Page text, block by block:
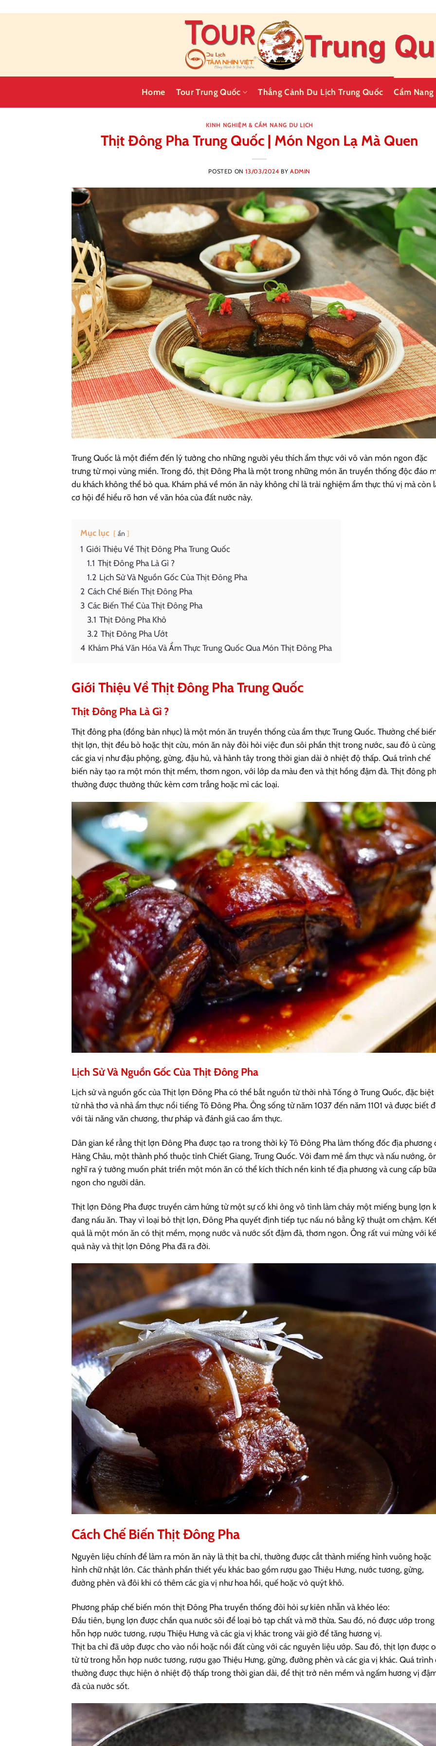
Home Tour Trung Quốc Thắng Cảnh Du Lịch Trung Quốc Cẩm
KINH NGHIỆM & CẨM NANG DU LỊCH
Thịt Đông Pha Trung Quốc | Món Ngon Lạ Mà Quen
POSTED ON13/03/2024 BYADMIN
Trung Quốc là một điểm đến lý tưởng cho những người yêu thích ẩm thực với vô vàn món ngon đặc
trưng từ mọi vùng miền. Trong đó, thịt Đông Pha là một trong những món ăn truyền thống độc đáo
du khách không thể bỏ qua. Khám phá về món ăn này không chỉ là trải nghiệm ẩm thực thú vị mà còn
cơ hội để hiểu rõ hơn về văn hóa của đất nước này.
Mục lục ẩn
1 Giới Thiệu Về Thịt Đông Pha Trung Quốc
1.1 Thịt Đông Pha Là Gì ?
1.2 Lịch Sử Và Nguồn Gốc Của Thịt Đông Pha
2 Cách Chế Biến Thịt Đông Pha
3 Các Biến Thể Của Thịt Đông Pha
3.1 Thịt Đông Pha Khô
3.2 Thịt Đông Pha Ướt
4 Khám Phá Văn Hóa Và Ẩm Thực Trung Quốc Qua Món Thịt Đông Pha
Giới Thiệu Về Thịt Đông Pha Trung Quốc
Thịt Đông Pha Là Gì ?
Thịt đông pha (đồng bản nhục) là một món ăn truyền thống của ẩm thực Trung Quốc. Thường chế
thịt lợn, thịt đều bò hoặc thịt cừu, món ăn này đòi hỏi việc đun sôi phần thịt trong nước, sau đó ủ cùng
các gia vị như đậu phộng, gừng, đậu hủ, và hành tây trong thời gian dài ở nhiệt độ thấp. Quá trình chế
biến này tạo ra một món thịt mềm, thơm ngon, với lớp da màu đen và thịt hồng đậm đà. Thịt đông
thường được thưởng thức kèm cơm trắng hoặc mì các loại.
Lịch Sử Và Nguồn Gốc Của Thịt Đông Pha
Lịch sử và nguồn gốc của Thịt lợn Đông Pha có thể bắt nguồn từ thời nhà Tống ở Trung Quốc, đặc biệt
từ nhà thơ và nhà ẩm thực nổi tiếng Tô Đông Pha. Ông sống từ năm 1037 đến năm 1101 và được biết
với tài năng văn chương, thư pháp và đánh giá cao ẩm thực.
Dân gian kể rằng thịt lợn Đông Pha được tạo ra trong thời kỳ Tô Đông Pha làm thống đốc địa phương
Hàng Châu, một thành phố thuộc tỉnh Chiết Giang, Trung Quốc. Với đam mê ẩm thực và nấu nướng,
nghĩ ra ý tưởng muốn phát triển một món ăn có thể kích thích nền kinh tế địa phương và cung cấp
ngon cho người dân.
Thịt lợn Đông Pha được truyền cảm hứng từ một sự cố khi ông vô tình làm cháy một miếng bụng lợn
đang nấu ăn. Thay vì loại bỏ thịt lợn, Đông Pha quyết định tiếp tục nấu nó bằng kỹ thuật om chậm.
quả là một món ăn có thịt mềm, mọng nước và nước sốt đậm đà, thơm ngon. Ông rất vui mừng với
quả này và thịt lợn Đông Pha đã ra đời.
Cách Chế Biến Thịt Đông Pha
Nguyên liệu chính để làm ra món ăn này là thịt ba chỉ, thường được cắt thành miếng hình vuông hoặc
hình chữ nhật lớn. Các thành phần thiết yếu khác bao gồm rượu gạo Thiệu Hưng, nước tương, gừng,
đường phèn và đôi khi có thêm các gia vị như hoa hồi, quế hoặc vỏ quýt khô.
Phương pháp chế biến món thịt Đông Pha truyền thống đòi hỏi sự kiên nhẫn và khéo léo:
Đầu tiên, bụng lợn được chần qua nước sôi để loại bỏ tạp chất và mỡ thừa. Sau đó, nó được ướp trong
hỗn hợp nước tương, rượu Thiệu Hưng và các gia vị khác trong vài giờ để tăng hương vị.
Thịt ba chỉ đã ướp được cho vào nồi hoặc nồi đất cùng với các nguyên liệu ướp. Sau đó, thịt lợn được
từ từ trong hỗn hợp nước tương, rượu gạo Thiệu Hưng, gừng, đường phèn và các gia vị khác. Quá trình
thường được thực hiện ở nhiệt độ thấp trong thời gian dài, để thịt trở nên mềm và ngấm hương vị
đà của nước sốt.